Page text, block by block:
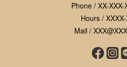
Phone / XX-XXX-
Hours /
Mail /